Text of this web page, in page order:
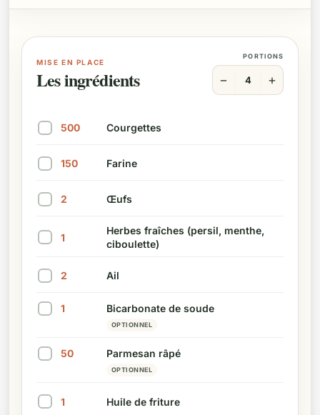
MISE EN PLACE
Les ingrédients
PORTIONS
− 4 +
500 Courgettes
150 Farine
2 Œufs
Marquer cet ingrédient comme préparé
1
Herbes fraîches (persil, menthe,
ciboulette)
2 Ail
Marquer cet ingrédient comme préparé
1 Bicarbonate de soude
OPTIONNEL
Marquer cet ingrédient comme préparé
50 Parmesan râpé
OPTIONNEL
1 Huile de friture